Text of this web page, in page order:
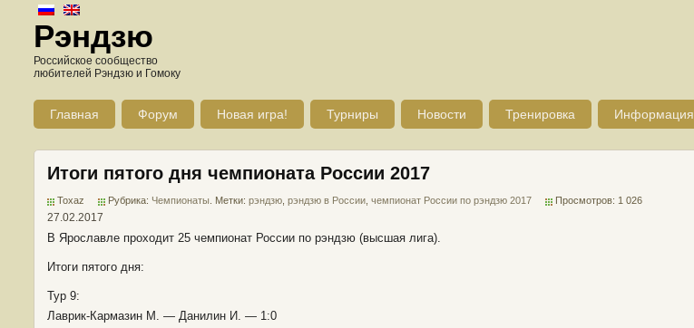
Рэндзю
Российское сообщество
любителей Рэндзю и Гомоку
Главная Форум Новая игра! Турниры Новости Тренировка Информация
Итоги пятого дня чемпионата России 2017
Toxaz Рубрика: Чемпионаты . Метки: рэндзю рэндзю в России чемпионат России по рэндзю 2017 Просмотров: 1 026
27.02.2017
В Ярославле проходит 25 чемпионат России по рэндзю (высшая лига).
Итоги пятого дня:
Тур 9:
Лаврик-Кармазин М. — Данилин И. — 1:0